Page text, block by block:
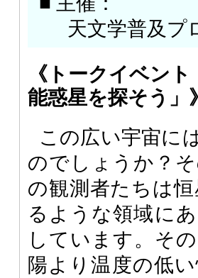
天文学普及プ
《トークイベン
能惑星を探そう」》
この広い宇宙に
のでしょうか？
の観測者たちは
るような領域に
しています。そ
陽より温度の低